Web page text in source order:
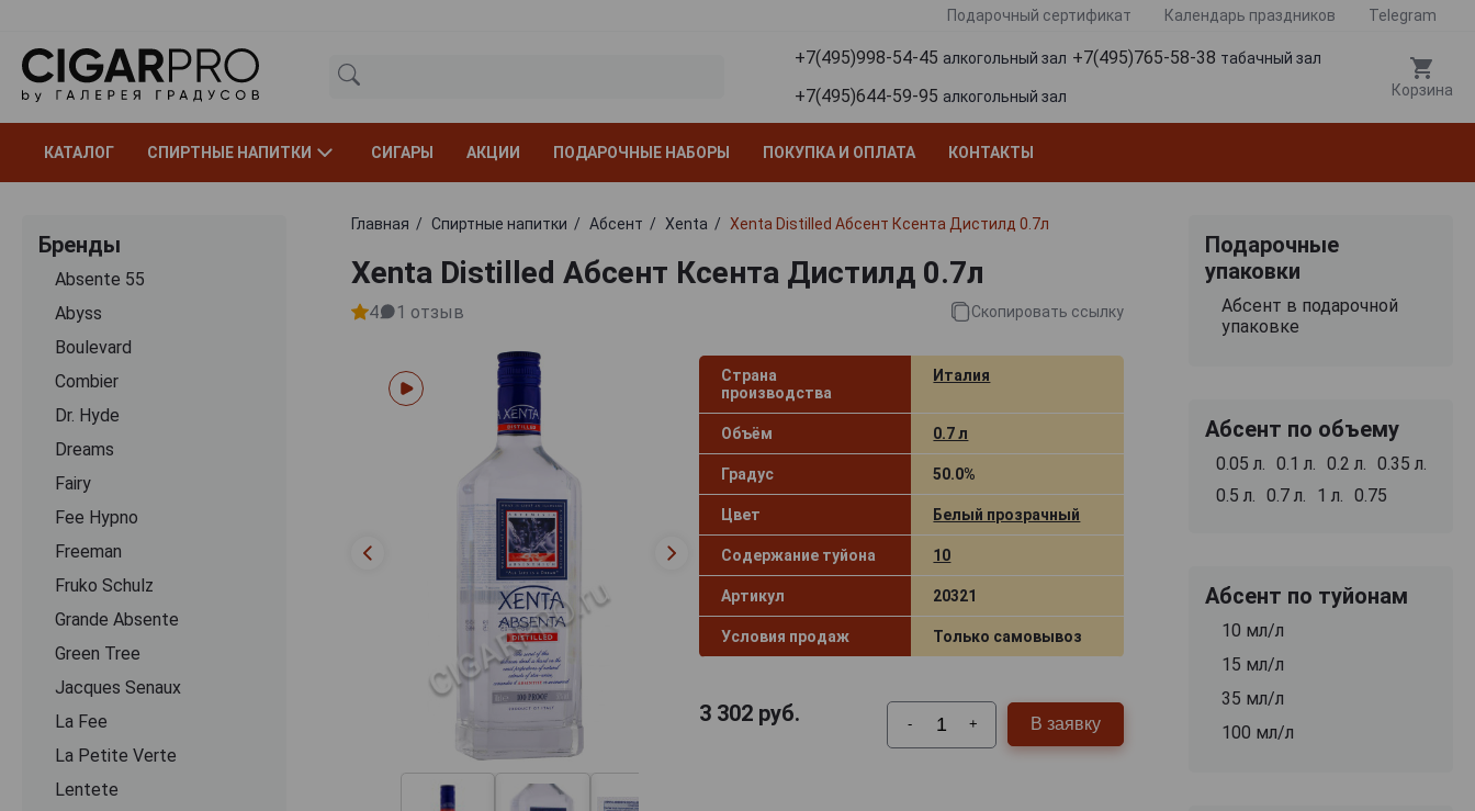
Подарочный сертификат Календарь праздников Telegram
+7(495)998-54-45 алкогольный зал +7(495)765-58-38 табачный зал
+7(495)644-59-95 алкогольный зал Корзина
КАТАЛОГ СПИРТНЫЕ НАПИТКИ СИГАРЫ АКЦИИ ПОДАРОЧНЫЕ НАБОРЫ ПОКУПКА И ОПЛАТА КОНТАКТЫ
Бренды
Absente 55
Abyss
Boulevard
Combier
Dr. Hyde
Dreams
Fairy
Fee Hypno
Freeman
Fruko Schulz
Grande Absente
Green Tree
Jacques Senaux
La Fee
La Petite Verte
Lentete
Главная Спиртные напитки Абсент Xenta Xenta Distilled Абсент Ксента Дистилд 0.7л
Xenta Distilled Абсент Ксента Дистилд 0.7л
4 1 отзыв Скопировать ссылку
Страна
производства
Италия
Объём 0.7 л
Градус 50.0%
Цвет Белый прозрачный
Содержание туйона 10
Артикул 20321
Условия продаж Только самовывоз
3 302руб. - + В заявку
Подарочные
упаковки
Абсент в подарочной
упаковке
Абсент по объему
0.05 л. 0.1 л. 0.2 л.
0.35 л.
0.5 л.
0.7 л. 1 л. 0.75
Абсент по туйонам
10 мл/л
15 мл/л
35 мл/л
100 мл/л